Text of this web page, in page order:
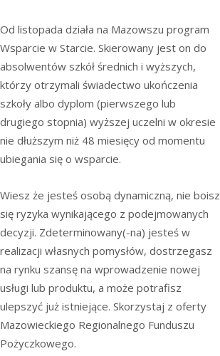
Od listopada działa na Mazowszu program
Wsparcie w Starcie. Skierowany jest on do
absolwentów szkół średnich i wyższych,
którzy otrzymali świadectwo ukończenia
szkoły albo dyplom (pierwszego lub
drugiego stopnia) wyższej uczelni w okresie
nie dłuższym niż 48 miesięcy od momentu
ubiegania się o wsparcie.
Wiesz że jesteś osobą dynamiczną, nie boisz
się ryzyka wynikającego z podejmowanych
decyzji. Zdeterminowany(-na) jesteś w
realizacji własnych pomysłów, dostrzegasz
na rynku szansę na wprowadzenie nowej
usługi lub produktu, a może potrafisz
ulepszyć już istniejące. Skorzystaj z oferty
Mazowieckiego Regionalnego Funduszu
Pożyczkowego.